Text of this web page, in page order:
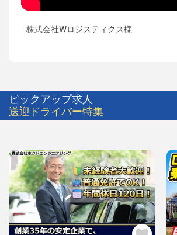
株式会社Wロジスティクス様
ピックアップ求人
送迎ドライバー特集